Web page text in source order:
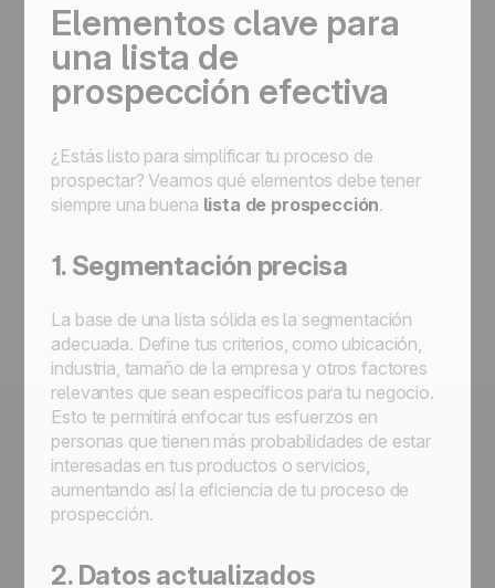
Elementos clave para
una lista de
prospección efectiva
¿Estás listo para simplificar tu proceso de
prospectar? Veamos qué elementos debe tener
siempre una buena lista de prospección.
1. Segmentación precisa
La base de una lista sólida es la segmentación
adecuada. Define tus criterios, como ubicación,
industria, tamaño de la empresa y otros factores
relevantes que sean específicos para tu negocio.
Esto te permitirá enfocar tus esfuerzos en
personas que tienen más probabilidades de estar
interesadas en tus productos o servicios,
aumentando así la eficiencia de tu proceso de
prospección.
2. Datos actualizados